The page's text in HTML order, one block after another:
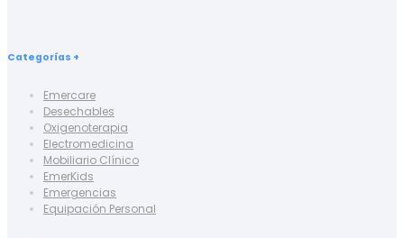
Categorías +
Emercare
Desechables
Oxigenoterapia
Electromedicina
Mobiliario Clínico
EmerKids
Emergencias
Equipación Personal